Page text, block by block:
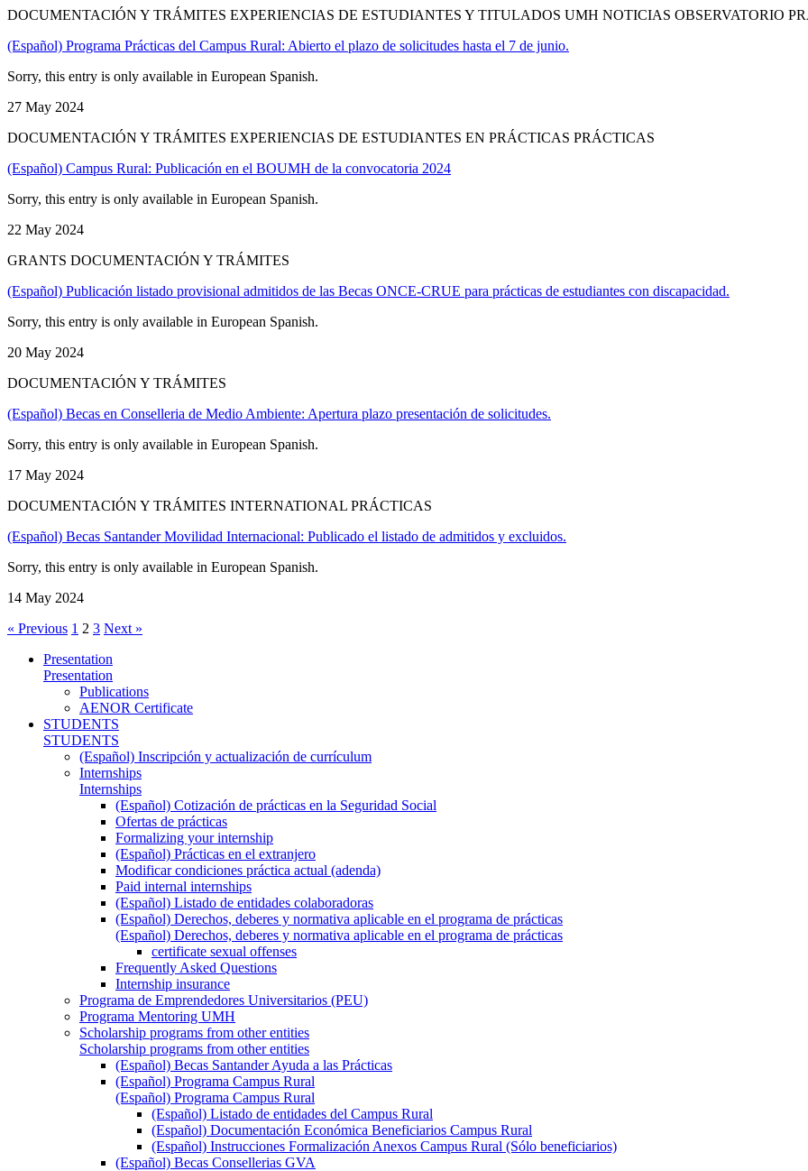
DOCUMENTACIÓN Y TRÁMITES EXPERIENCIAS DE ESTUDIANTES Y TITULADOS UMH NOTICIAS OBSERVATORIO
(Español) Programa Prácticas del Campus Rural: Abierto el plazo de solicitudes hasta el 7 de junio.
Sorry, this entry is only available in European Spanish.
27 May 2024
DOCUMENTACIÓN Y TRÁMITES EXPERIENCIAS DE ESTUDIANTES EN PRÁCTICAS PRÁCTICAS
(Español) Campus Rural: Publicación en el BOUMH de la convocatoria 2024
Sorry, this entry is only available in European Spanish.
22 May 2024
GRANTS DOCUMENTACIÓN Y TRÁMITES
(Español) Publicación listado provisional admitidos de las Becas ONCE-CRUE para prácticas de estudiantes con discapacidad.
Sorry, this entry is only available in European Spanish.
20 May 2024
DOCUMENTACIÓN Y TRÁMITES
(Español) Becas en Conselleria de Medio Ambiente: Apertura plazo presentación de solicitudes.
Sorry, this entry is only available in European Spanish.
17 May 2024
DOCUMENTACIÓN Y TRÁMITES INTERNATIONAL PRÁCTICAS
(Español) Becas Santander Movilidad Internacional: Publicado el listado de admitidos y excluidos.
Sorry, this entry is only available in European Spanish.
14 May 2024
« Previous 1 2 3 Next »
Presentation
Presentation
Publications
AENOR Certificate
STUDENTS
STUDENTS
(Español) Inscripción y actualización de currículum
Internships
Internships
(Español) Cotización de prácticas en la Seguridad Social
Ofertas de prácticas
Formalizing your internship
(Español) Prácticas en el extranjero
Modificar condiciones práctica actual (adenda)
Paid internal internships
(Español) Listado de entidades colaboradoras
(Español) Derechos, deberes y normativa aplicable en el programa de prácticas
(Español) Derechos, deberes y normativa aplicable en el programa de prácticas
certificate sexual offenses
Frequently Asked Questions
Internship insurance
Programa de Emprendedores Universitarios (PEU)
Programa Mentoring UMH
Scholarship programs from other entities
Scholarship programs from other entities
(Español) Becas Santander Ayuda a las Prácticas
(Español) Programa Campus Rural
(Español) Programa Campus Rural
(Español) Listado de entidades del Campus Rural
(Español) Documentación Económica Beneficiarios Campus Rural
(Español) Instrucciones Formalización Anexos Campus Rural (Sólo beneficiarios)
(Español) Becas Consellerias GVA